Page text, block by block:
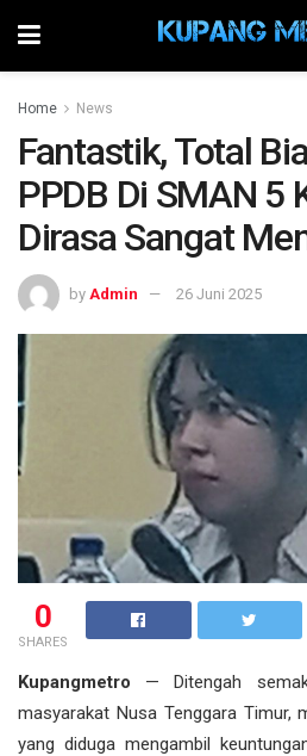
Home News
Fantastik, Total
PPDB Di SMAN 5
Dirasa Sangat
by Admin 26 Juni 2025
0
SHARES
Kupangmetro — Ditengah
masyarakat Nusa Tenggara Timur,
yang diduga mengambil